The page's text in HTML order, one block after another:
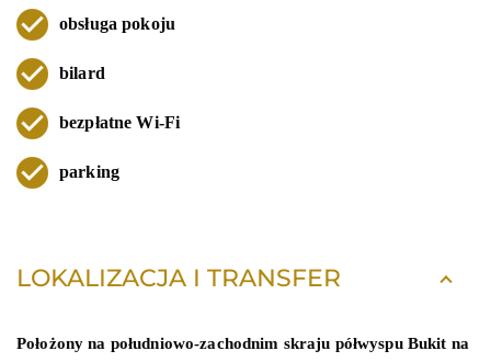
obsługa pokoju
bilard
bezpłatne Wi-Fi
parking
LOKALIZACJA I TRANSFER
Położony na południowo-zachodnim skraju półwyspu Bukit na